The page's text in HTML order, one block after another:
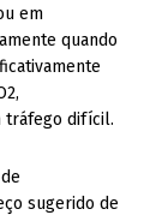
em
quando
tráfego difícil.
sugerido de